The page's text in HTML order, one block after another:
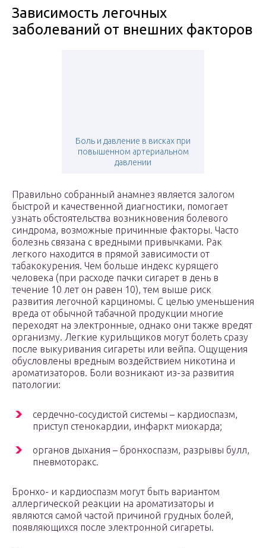
Зависимость легочных
заболеваний от внешних факторов
Боль и давление в висках при
повышенном артериальном
давлении
Правильно собранный анамнез является залогом
быстрой и качественной диагностики, помогает
узнать обстоятельства возникновения болевого
синдрома, возможные причинные факторы. Часто
болезнь связана с вредными привычками. Рак
легкого находится в прямой зависимости от
табакокурения. Чем больше индекс курящего
человека (при расходе пачки сигарет в день в
течение 10 лет он равен 10), тем выше риск
развития легочной карциномы. С целью уменьшения
вреда от обычной табачной продукции многие
переходят на электронные, однако они также вредят
организму. Легкие курильщиков могут болеть сразу
после выкуривания сигареты или вейпа. Ощущения
обусловлены вредным воздействием никотина и
ароматизаторов. Боли возникают из-за развития
патологии:
сердечно-сосудистой системы – кардиоспазм,
приступ стенокардии, инфаркт миокарда;
органов дыхания – бронхоспазм, разрывы булл,
пневмоторакс.
Бронхо- и кардиоспазм могут быть вариантом
аллергической реакции на ароматизаторы и
являются самой частой причиной грудных болей,
появляющихся после электронной сигареты.